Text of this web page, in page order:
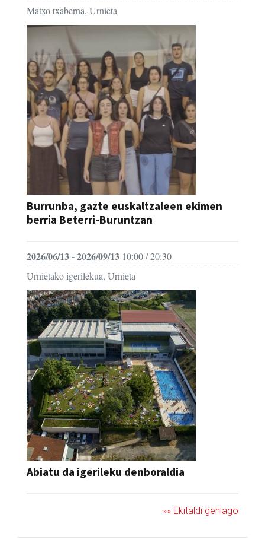
Burrunba, gazte euskaltzaleen ekimen
berria Beterri-Buruntzan
Abiatu da igerileku denboraldia